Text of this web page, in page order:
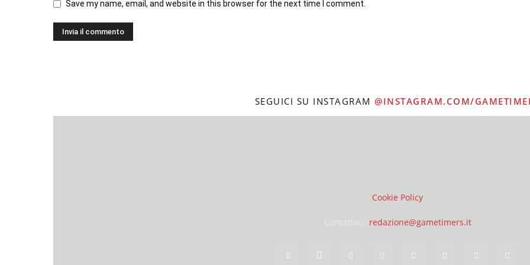
Save my name, email, and website in this browser for the next time I comment.
SEGUICI SU INSTAGRAM @INSTAGRAM.COM/
Cookie Policy
redazione@gametimers.it